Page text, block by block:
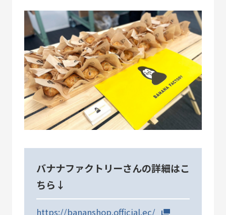
デザイナー コラボレーション
グッドデザイン賞 すみだ3M運動
フロンティアすみだ塾
クラウドファンディング 職人
ベストオブすみだモダン
バナナファクトリーさんの詳細はこ
ちら↓
https://bananshop.official.ec/